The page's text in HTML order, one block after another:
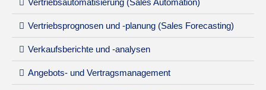
Vertriebsprognosen und -planung (Sales Forecasting)
Verkaufsberichte und -analysen
Angebots- und Vertragsmanagement